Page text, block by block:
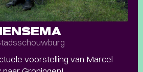
voorstelling van Marcel